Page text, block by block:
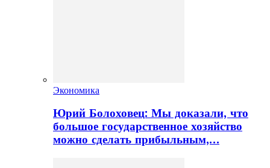
Экономика
Юрий Болоховец: Мы доказали, что
большое государственное хозяйство
можно сделать прибыльным,…